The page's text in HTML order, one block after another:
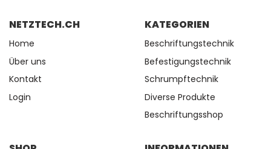
NETZTECH.CH
Home
Über uns
Kontakt
Login
KATEGORIEN
Beschriftungstechnik
Befestigungstechnik
Schrumpftechnik
Diverse Produkte
Beschriftungsshop